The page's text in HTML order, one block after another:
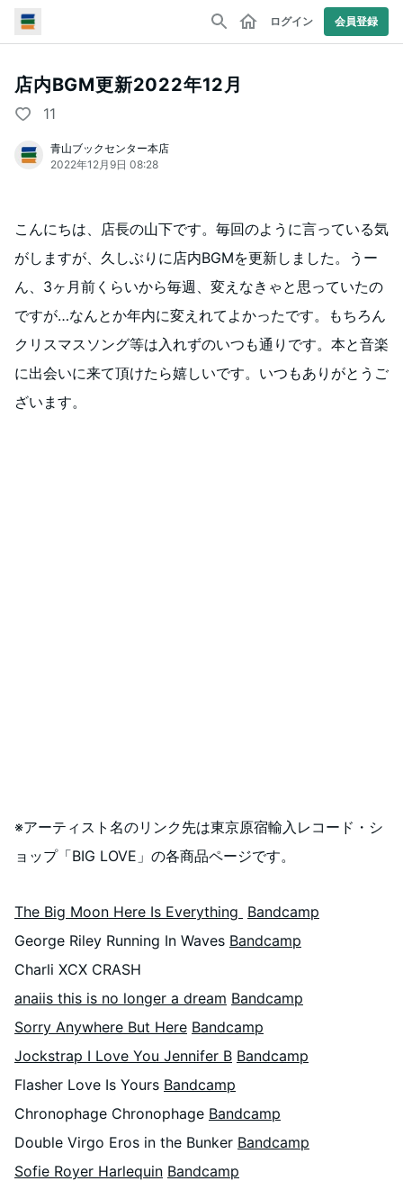
ログイン 会員登録
店内BGM更新2022年12月
11
青山ブックセンター本店
2022年12月9日 08:28
こんにちは、店長の山下です。毎回のように言っている気
がしますが、久しぶりに店内BGMを更新しました。うー
ん、3ヶ月前くらいから毎週、変えなきゃと思っていたの
ですが…なんとか年内に変えれてよかったです。もちろん
クリスマスソング等は入れずのいつも通りです。本と音楽
に出会いに来て頂けたら嬉しいです。いつもありがとうご
ざいます。
※アーティスト名のリンク先は東京原宿輸入レコード・シ
ョップ「BIG LOVE」の各商品ページです。
The Big Moon Here Is Everything Bandcamp
George Riley Running In Waves Bandcamp
Charli XCX CRASH
anaiis this is no longer a dream Bandcamp
Sorry Anywhere But Here Bandcamp
Jockstrap I Love You Jennifer B Bandcamp
Flasher Love Is Yours Bandcamp
Chronophage Chronophage Bandcamp
Double Virgo Eros in the Bunker Bandcamp
Sofie Royer Harlequin Bandcamp